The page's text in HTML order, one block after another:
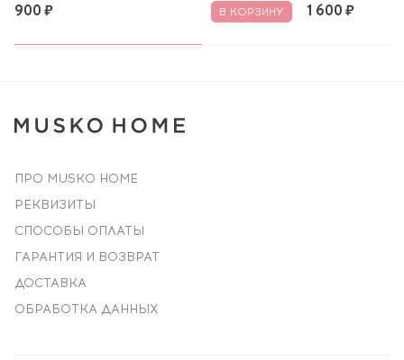
900 ₽ В КОРЗИНУ 1 600 ₽
ПРО MUSKO HOME
РЕКВИЗИТЫ
СПОСОБЫ ОПЛАТЫ
ГАРАНТИЯ И ВОЗВРАТ
ДОСТАВКА
ОБРАБОТКА ДАННЫХ